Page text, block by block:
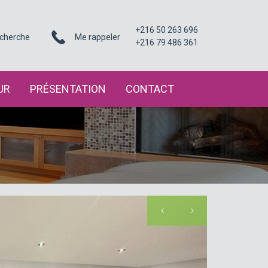
Me rappeler
+216 50 263 696
+216 79 486 361
PRÉSENTATION CONTACT